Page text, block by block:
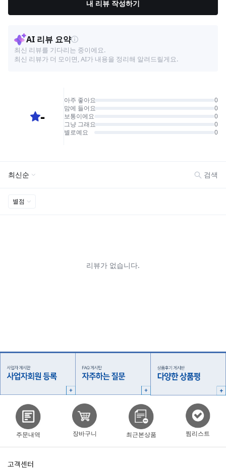
주문내역 장바구니 최근본상품 찜리스트
고객센터